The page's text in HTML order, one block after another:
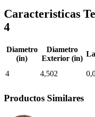
Caracteristicas
4
Diametro
(in)
Diametro
Exterior (in)
4 4,502
Productos Similares